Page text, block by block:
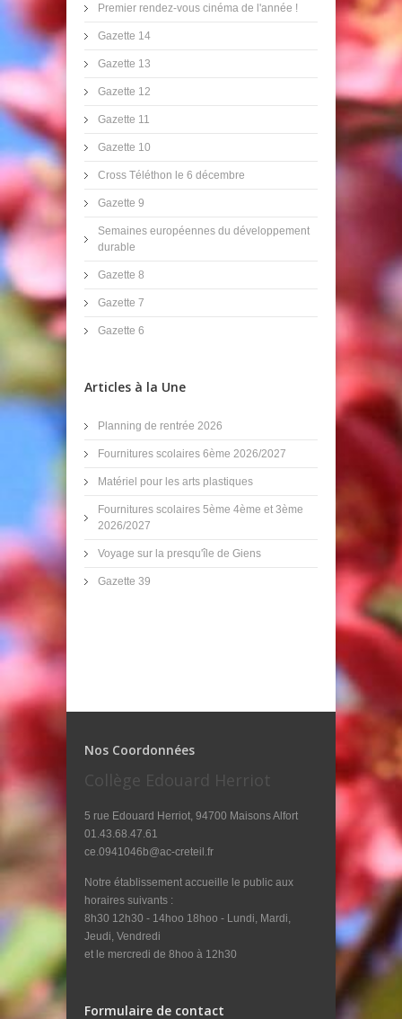
Premier rendez-vous cinéma de l'année !
Gazette 14
Gazette 13
Gazette 12
Gazette 11
Gazette 10
Cross Téléthon le 6 décembre
Gazette 9
Semaines européennes du développement
durable
Gazette 8
Gazette 7
Gazette 6
Articles à la Une
Planning de rentrée 2026
Fournitures scolaires 6ème 2026/2027
Matériel pour les arts plastiques
Fournitures scolaires 5ème 4ème et 3ème
2026/2027
Voyage sur la presqu'île de Giens
Gazette 39
Nos Coordonnées
Collège Edouard Herriot
5 rue Edouard Herriot, 94700 Maisons Alfort
01.43.68.47.61
ce.0941046b@ac-creteil.fr
Notre établissement accueille le public aux
horaires suivants :
8h30 12h30 - 14hoo 18hoo - Lundi, Mardi,
Jeudi, Vendredi
et le mercredi de 8hoo à 12h30
Formulaire de contact